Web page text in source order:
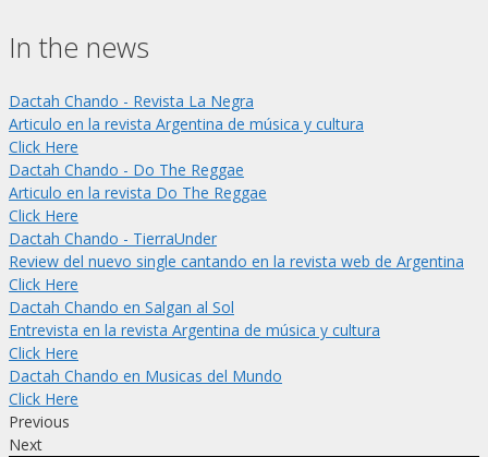
In the news
Dactah Chando - Revista La Negra
Articulo en la revista Argentina de música y cultura
Click Here
Dactah Chando - Do The Reggae
Articulo en la revista Do The Reggae
Click Here
Dactah Chando - TierraUnder
Review del nuevo single cantando en la revista web de Argentina
Click Here
Dactah Chando en Salgan al Sol
Entrevista en la revista Argentina de música y cultura
Click Here
Dactah Chando en Musicas del Mundo
Click Here
Previous
Next